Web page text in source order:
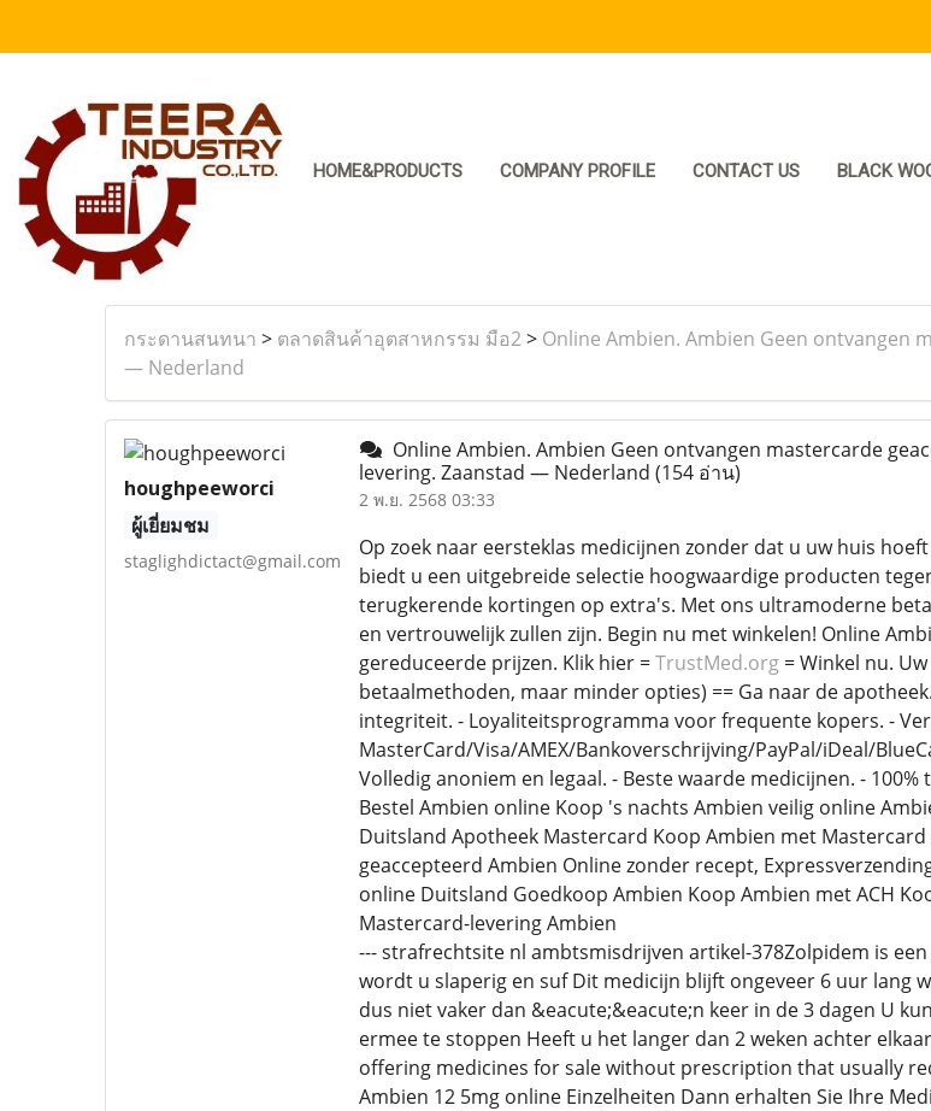
HOME&PRODUCTS COMPANY PROFILE CONTACT US BLACK
กระดานสนทนา > ตลาดสินค้าอุตสาหกรรม มือ2> Online Ambien. Ambien Geen ontvangen
— Nederland
houghpeeworci
ผู้เยี่ยมชม
staglighdictact@gmail.com
Online Ambien. Ambien Geen ontvangen mastercarde
levering. Zaanstad — Nederland (154 อ่าน)
2 พ.ย. 2568 03:33
Op zoek naar eersteklas medicijnen zonder dat u uw huis
biedt u een uitgebreide selectie hoogwaardige producten
terugkerende kortingen op extra's. Met ons ultramoderne
en vertrouwelijk zullen zijn. Begin nu met winkelen! Online
gereduceerde prijzen. Klik hier =TrustMed.org= Winkel nu.
betaalmethoden, maar minder opties) == Ga naar de
integriteit. - Loyaliteitsprogramma voor frequente kopers. -
MasterCard/Visa/AMEX/Bankoverschrijving/PayPal/iDeal/
Volledig anoniem en legaal. - Beste waarde medicijnen. -
Bestel Ambien online Koop 's nachts Ambien veilig online
Duitsland Apotheek Mastercard Koop Ambien met
geaccepteerd Ambien Online zonder recept,
online Duitsland Goedkoop Ambien Koop Ambien met ACH
Mastercard-levering Ambien
--- strafrechtsite nl ambtsmisdrijven artikel-378Zolpidem is
wordt u slaperig en suf Dit medicijn blijft ongeveer 6 uur lang
dus niet vaker dan &eacute;&eacute;n keer in de 3 dagen U
ermee te stoppen Heeft u het langer dan 2 weken achter
offering medicines for sale without prescription that usually
Ambien 12 5mg online Einzelheiten Dann erhalten Sie Ihre